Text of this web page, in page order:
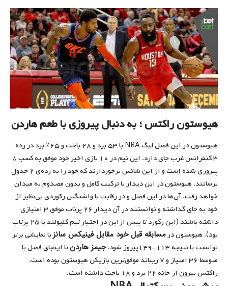
هیوستون راکتس ؛ به دنبال پیروزی با طعم هاردن
هیوستون در این فصل لیگ NBA با ۵۳ برد و ۲۸ باخت و ۶۵٪ برد در رده
۳ کنفرانس غرب جای دارد. این تیم در ۱۰ بازی اخیر خود موفق به کسب ۸
پیروزی شده است و از این شانس برخوردارند که خود را به رده‌‌ی ۲ جدول
برسانند. هیوستون در این دیدار با ترکیب کامل و بدون مصدوم به میدان
خواهد رفت. آن‌ها در این فصل و در رقابت با واشنگتن رکوردی بی‌نظیر از
خود به جای گذاشته و توانستند در آن دیدار ۲۶ پرتاب موفق ۳ ‌امتیازی
داشته باشند (این رکورد تا پیش از‌‌این در اختیار تیم کلیولند با ۲۵ پرتاب
بود). هیوستون درمسابقه قبل خود مقابل فینیکس سانزبا نمایشی برتر
توانست با نتیجه ۱۱۳-۱۴۹پیروز شود.
جیمز هاردنتا اینجای فصل با
متوسط ۳۶ امتیاز و ۷ ریباند موفق‌ترین بازیکن هیوستون بوده است.
راکتس بیرون از خانه ۲۲ برد و ۱۸ باخت داشته است.